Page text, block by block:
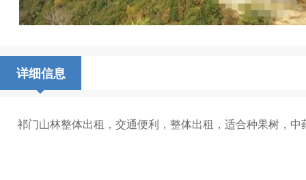
详细信息
祁门山林整体出租，交通便利，整体出租，适合